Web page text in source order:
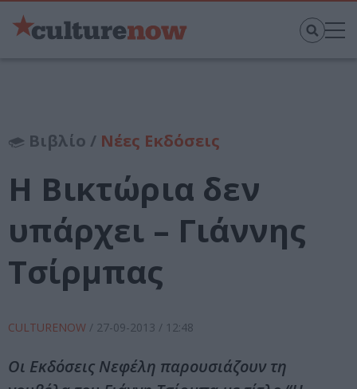
Βιβλίο / Νέες Εκδόσεις
Η Βικτώρια δεν
υπάρχει – Γιάννης
Τσίρμπας
CULTURENOW / 27-09-2013 / 12:48
Οι Εκδόσεις Νεφέλη παρουσιάζουν τη